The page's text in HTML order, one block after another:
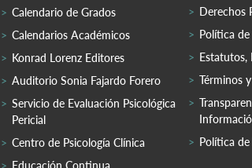
Calendario de Grados
Calendarios Académicos
Konrad Lorenz Editores
Auditorio Sonia Fajardo Forero
Servicio de Evaluación Psicológica
Pericial
Centro de Psicología Clínica
Derechos
Política
Estatutos,
Términos
Política